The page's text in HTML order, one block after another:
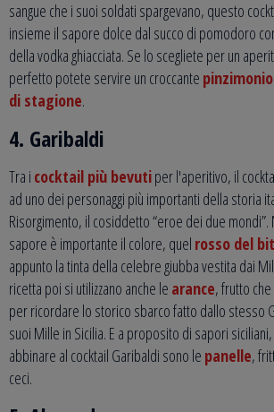
sangue che i suoi soldati spargevano, questo
insieme il sapore dolce dal succo di pomodoro
della vodka ghiacciata. Se lo scegliete per un
perfetto potete servire un croccante
di stagione.
4. Garibaldi
Tra i cocktail più bevutiper l'aperitivo, il
ad uno dei personaggi più importanti della storia
Risorgimento, il cosiddetto “eroe dei due mondi”.
sapore è importante il colore, quel rosso del
appunto la tinta della celebre giubba vestita dai
ricetta poi si utilizzano anche le arance, frutto
per ricordare lo storico sbarco fatto dallo stesso
suoi Mille in Sicilia. E a proposito di sapori
abbinare al cocktail Garibaldi sono le panelle,
ceci.